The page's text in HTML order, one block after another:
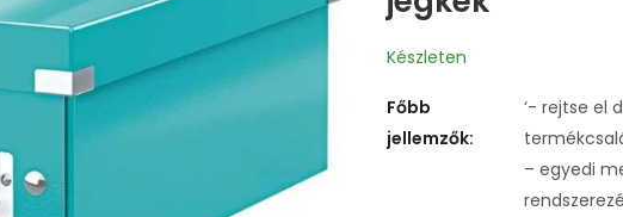
Készleten
Főbb
jellemzők:
‘- rejtse el
– egyedi